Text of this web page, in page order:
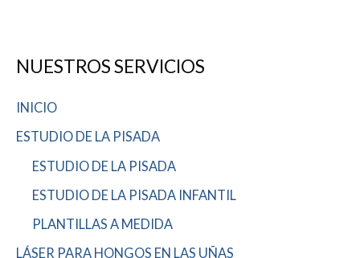
NUESTROS SERVICIOS
INICIO
ESTUDIO DE LA PISADA
ESTUDIO DE LA PISADA
ESTUDIO DE LA PISADA INFANTIL
PLANTILLAS A MEDIDA
LÁSER PARA HONGOS EN LAS UÑAS